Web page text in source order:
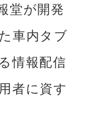
堂が開発
⾞内タブ
情報配信
者に資す